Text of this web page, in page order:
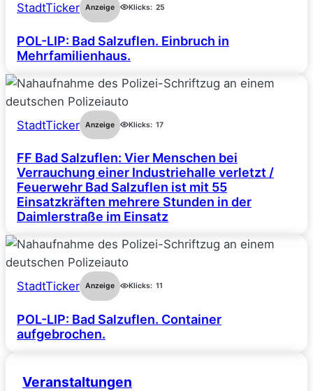
StadtTicker Anzeige Klicks: 25
POL-LIP: Bad Salzuflen. Einbruch in
Mehrfamilienhaus.
StadtTicker Anzeige Klicks: 17
FF Bad Salzuflen: Vier Menschen bei
Verrauchung einer Industriehalle verletzt /
Feuerwehr Bad Salzuflen ist mit 55
Einsatzkräften mehrere Stunden in der
Daimlerstraße im Einsatz
StadtTicker Anzeige Klicks: 11
POL-LIP: Bad Salzuflen. Container
aufgebrochen.
Veranstaltungen